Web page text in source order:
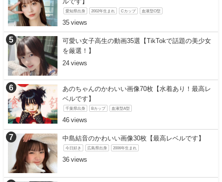
愛知県出身 2002年生まれ Cカップ 血液型O型
35
可愛い女子高生の動画35選【TikTokで話題の美少女
を厳選！】
24
あのちゃんのかわいい画像70枚【水着あり！最高レ
ベルです】
千葉県出身 Bカップ 血液型A型
46
中島結音のかわいい画像30枚【最高レベルです】
今日好き 広島県出身 2006年生まれ
36